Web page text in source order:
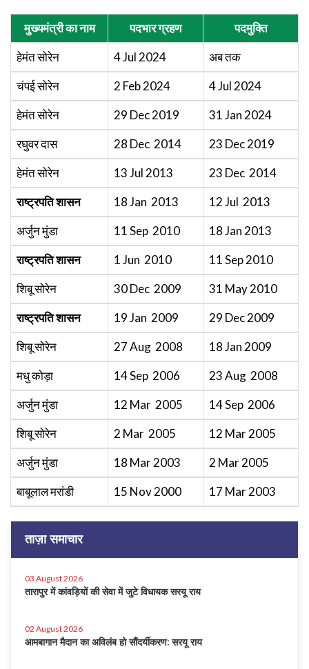
मुख्यमंत्री का नाम पदभार ग्रहण
पदमुक्ति
हेमंत सोरेन
4 Jul 2024
अब तक
चंपई सोरेन
2 Feb 2024
4 Jul 2024
हेमंत सोरेन
29 Dec 2019
31 Jan 2024
रघुवर दास
28 Dec 2014
23 Dec 2019
हेमंत सोरेन
13 Jul 2013
23 Dec 2014
राष्ट्रपति शासन
18 Jan 2013
12 Jul 2013
अर्जुन मुंडा
11 Sep 2010
18 Jan 2013
राष्ट्रपति शासन
1 Jun 2010
11 Sep 2010
शिबू सोरेन
30 Dec 2009
31 May 2010
राष्ट्रपति शासन
19 Jan 2009
29 Dec 2009
शिबू सोरेन
27 Aug 2008
18 Jan 2009
मधु कोड़ा
14 Sep 2006
23 Aug 2008
अर्जुन मुंडा
12 Mar 2005
14 Sep 2006
शिबू सोरेन
2 Mar 2005
12 Mar 2005
अर्जुन मुंडा
18 Mar 2003
2 Mar 2005
बाबूलाल मरांडी
15 Nov 2000 17 Mar 2003
ताज़ा समाचार
03 August 2026
तारापुर में कांवड़ियों की सेवा में जुटे विधायक सरयू राय
02 August 2026
आमबागान मैदान का अविलंब हो सौंदर्यीकरण: सरयू राय